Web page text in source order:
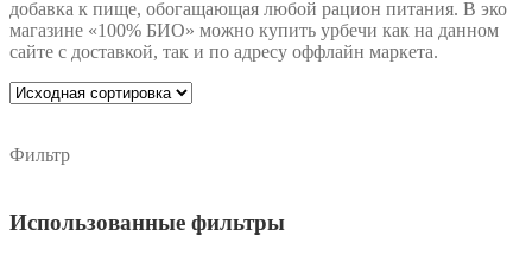
добавка к пище, обогащающая любой рацион питания. В эко
магазине «100% БИО» можно купить урбечи как на данном
сайте с доставкой, так и по адресу оффлайн маркета.
Фильтр
Использованные фильтры